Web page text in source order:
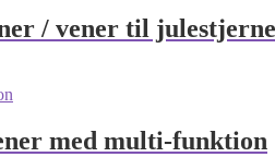
/ vener til
med multi-funktion